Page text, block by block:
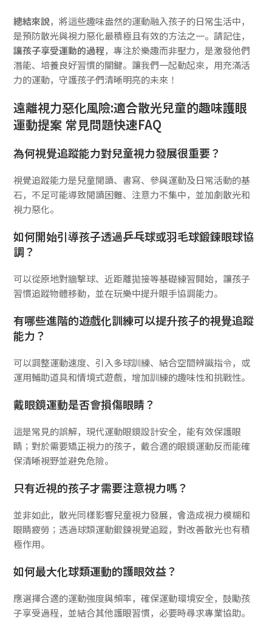
總結來說，將這些趣味盎然的運動融入孩子的日常生活中，
是預防散光與視力惡化最積極且有效的方法之一。請記住，
讓孩子享受運動的過程，專注於樂趣而非壓力，是激發他們
潛能、培養良好習慣的關鍵。讓我們一起動起來，用充滿活
力的運動，守護孩子們清晰明亮的未來！
遠離視力惡化風險:適合散光兒童的趣味護眼
運動提案 常見問題快速FAQ
為何視覺追蹤能力對兒童視力發展很重要？
視覺追蹤能力是兒童閱讀、書寫、參與運動及日常活動的基
石，不足可能導致閱讀困難、注意力不集中，並加劇散光和
視力惡化。
如何開始引導孩子透過乒乓球或羽毛球鍛鍊眼球協
調？
可以從原地對牆擊球、近距離拋接等基礎練習開始，讓孩子
習慣追蹤物體移動，並在玩樂中提升眼手協調能力。
有哪些進階的遊戲化訓練可以提升孩子的視覺追蹤
能力？
可以調整運動速度、引入多球訓練、結合空間辨識指令，或
運用輔助道具和情境式遊戲，增加訓練的趣味性和挑戰性。
戴眼鏡運動是否會損傷眼睛？
這是常見的誤解，現代運動眼鏡設計安全，能有效保護眼
睛；對於需要矯正視力的孩子，戴合適的眼鏡運動反而能確
保清晰視野並避免危險。
只有近視的孩子才需要注意視力嗎？
並非如此，散光同樣影響兒童視力發展，會造成視力模糊和
眼睛疲勞；透過球類運動鍛鍊視覺追蹤，對改善散光也有積
極作用。
如何最大化球類運動的護眼效益？
應選擇合適的運動強度與頻率，確保運動環境安全，鼓勵孩
子享受過程，並結合其他護眼習慣，必要時尋求專業協助。